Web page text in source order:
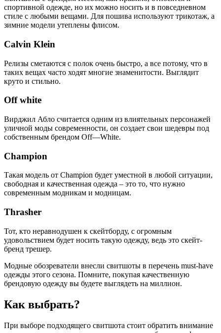
спортивной одежде, но их можно носить и в повседневном
стиле с любыми вещами. Для пошива используют трикотаж, а
зимние модели утеплены флисом.
Calvin Klein
Релизы сметаются с полок очень быстро, а все потому, что в
таких вещах часто ходят многие знаменитости. Выглядит
круто и стильно.
Off white
Вирджил Абло считается одним из влиятельных персонажей
уличной моды современности, он создает свои шедевры под
собственным брендом Off—White.
Champion
Такая модель от Champion будет уместной в любой ситуации,
свободная и качественная одежда – это то, что нужно
современным модникам и модницам.
Thrasher
Тот, кто неравнодушен к скейтборду, с огромным
удовольствием будет носить такую одежду, ведь это скейт-
бренд трешер.
Модные обозреватели внесли свитшоты в перечень must-have
одежды этого сезона. Помните, покупая качественную
брендовую одежду вы будете выглядеть на миллион.
Как выбрать?
При выборе подходящего свитшота стоит обратить внимание